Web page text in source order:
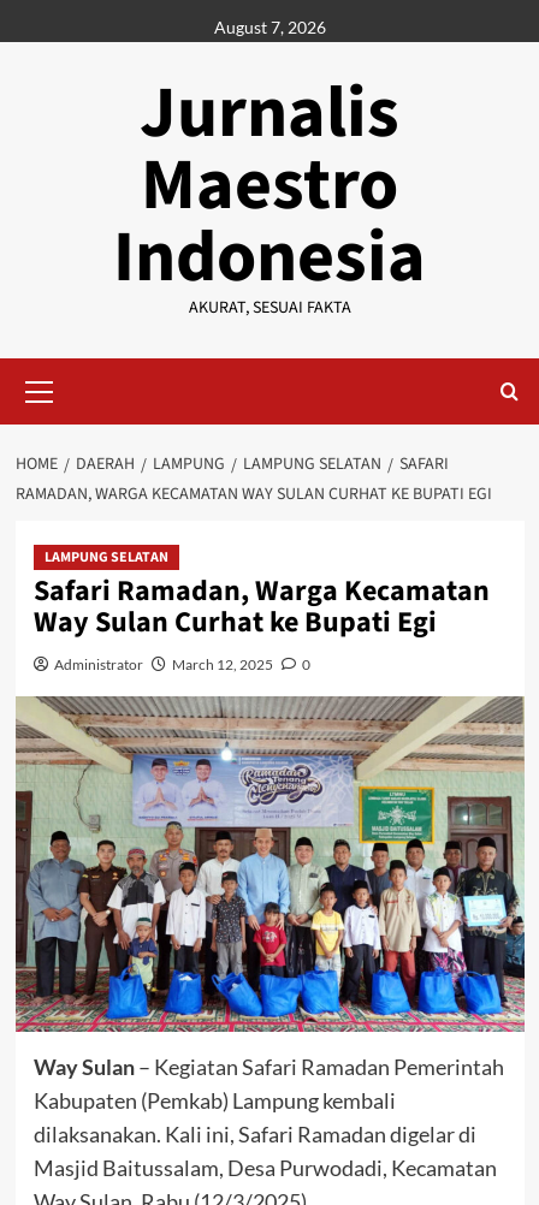
to
August 7, 2026
Jurnalis
Maestro
Indonesia
AKURAT, SESUAI FAKTA
Menu
HOME DAERAH LAMPUNG LAMPUNG SELATAN
SAFARI
RAMADAN, WARGA KECAMATAN WAY SULAN CURHAT KE BUPATI EGI
LAMPUNG SELATAN
Safari Ramadan, Warga Kecamatan
Way Sulan Curhat ke Bupati Egi
Administrator March 12, 2025 0
Way Sulan– Kegiatan Safari Ramadan Pemerintah
Kabupaten (Pemkab) Lampung kembali
dilaksanakan. Kali ini, Safari Ramadan digelar di
Masjid Baitussalam, Desa Purwodadi, Kecamatan